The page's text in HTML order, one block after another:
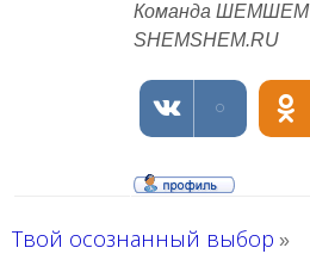
Команда ШЕМШЕМ
SHEMSHEM.RU
Твой осознанный выбор »